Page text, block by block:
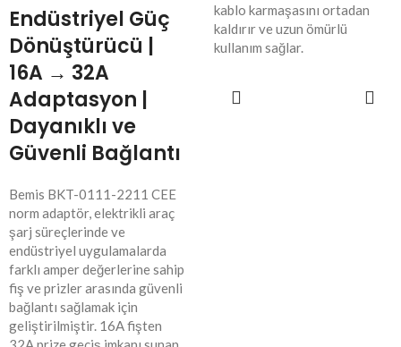
Endüstriyel Güç
Dönüştürücü |
16A → 32A
Adaptasyon |
Dayanıklı ve
Güvenli Bağlantı
Bemis BKT-0111-2211 CEE
norm adaptör, elektrikli araç
şarj süreçlerinde ve
endüstriyel uygulamalarda
farklı amper değerlerine sahip
fiş ve prizler arasında güvenli
bağlantı sağlamak için
geliştirilmiştir. 16A fişten
kablo karmaşasını ortadan
kaldırır ve uzun ömürlü
kullanım sağlar.